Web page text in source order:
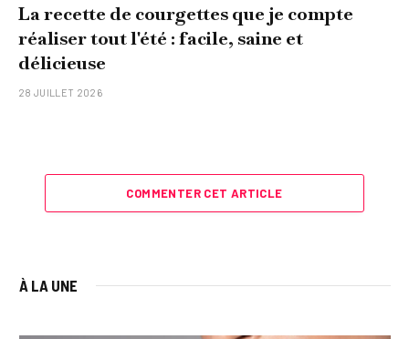
La recette de courgettes que je compte
réaliser tout l'été : facile, saine et
délicieuse
28 JUILLET 2026
COMMENTER CET ARTICLE
À LA UNE